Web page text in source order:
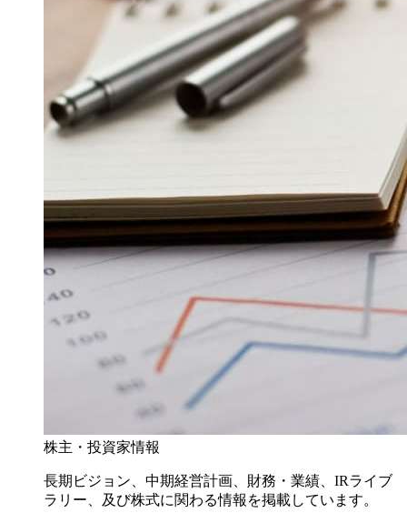
株主・投資家情報
長期ビジョン、中期経営計画、財務・業績、IRライブ
ラリー、及び株式に関わる情報を掲載しています。